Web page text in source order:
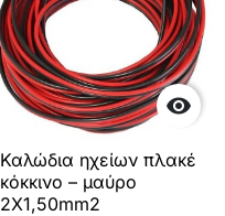

Καλώδια ηχείων πλακέ
κόκκινο – μαύρο
2Χ1,50mm2